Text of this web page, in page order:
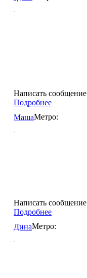
Написать сообщение
Подробнее
МашаМетро:
Написать сообщение
Подробнее
ДинаМетро: